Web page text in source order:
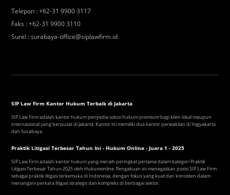
Telepon :+62-31 9900 3117
Faks :+62-31 9900 3110
Surel :surabaya-office@siplawfirm.id
SIP Law Firm Kantor Hukum Terbaik di Jakarta
SIP Law Firm adalah kantor hukum penyedia solusi hukum premium bagi klien lokal maupun
internasional yang berpusat di Jakarta. Kantor ini memiliki dua kantor perwakilan di Yogyakarta
dan Surabaya.
Praktik Litigasi Terbesar Tahun Ini - Hukum Online - Juara 1 - 2025
SIP Law Firm adalah kantor hukum yang meraih peringkat pertama dalam kategori Praktik
Litigasi Terbesar Tahun 2025 oleh Hukumonline. Pengakuan ini menegaskan posisi SIP Law Firm
sebagai praktik litigasi terkemuka di Indonesia, dengan fokus yang kuat dan konsisten dalam
menangani perkara litigasi strategis dan kompleks di berbagai sektor.